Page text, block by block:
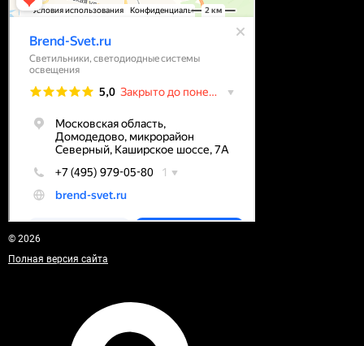
© 2026
Полная версия сайта